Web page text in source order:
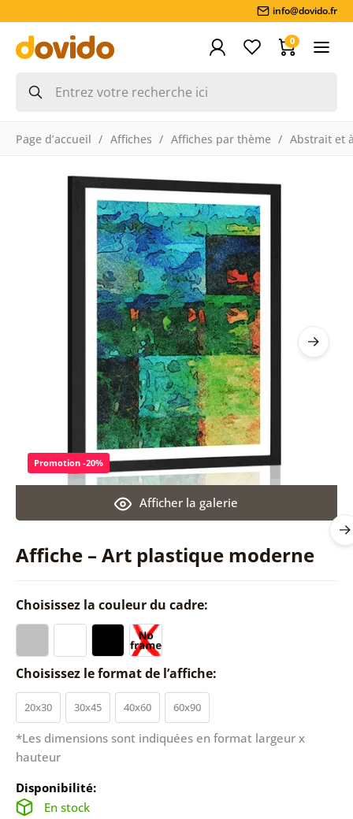
info@dovido.fr
0
Page d’accueil Affiches Affiches par thème Abstrait et
Affiche – Art plastique moderne
Afficher la galerie
Promotion -20%
Choisissez la couleur du cadre:
Choisissez le format de l’affiche:
20x30 30x45 40x60 60x90
*Les dimensions sont indiquées en format largeur x
hauteur
Disponibilité:
En stock